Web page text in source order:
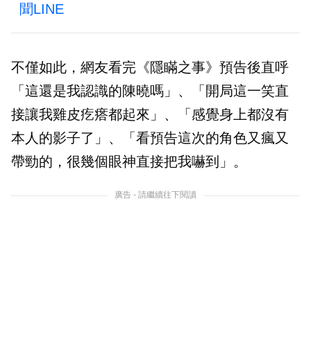
聞LINE
不僅如此，網友看完《隱瞞之事》預告後直呼
「這還是我認識的陳曉嗎」、「開局這一笑直
接讓我雞皮疙瘩都起來」、「感覺身上都沒有
本人的影子了」、「看預告這次的角色又瘋又
帶勁的，很幾個眼神直接把我嚇到」。
廣告 - 請繼續往下閱讀